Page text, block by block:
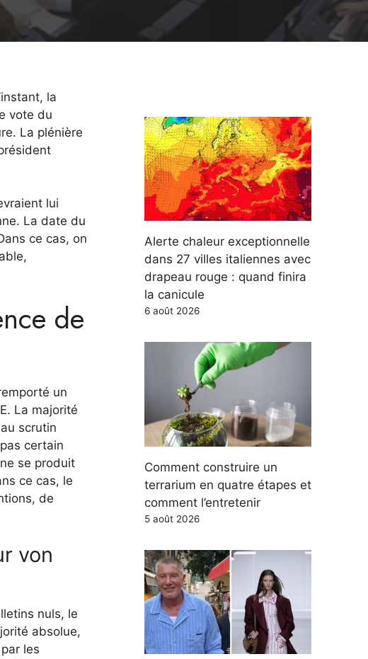
la
vote du
La plénière
lui
La date du
ce cas, on
de
un
La majorité
scrutin
certain
se produit
ce cas, le
de
von
nuls, le
absolue,
les
Alerte chaleur exceptionnelle
dans 27 villes italiennes avec
drapeau rouge : quand finira
la canicule
6 août 2026
Comment construire un
terrarium en quatre étapes et
comment l’entretenir
5 août 2026